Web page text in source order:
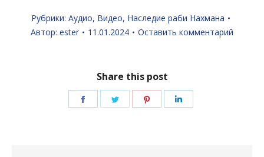
Рубрики: Аудио, Видео, Наследие раби Нахмана
Автор: ester 11.01.2024 Оставить комментарий
Share this post
ПоделитьсяПоделитьсяПоделиться